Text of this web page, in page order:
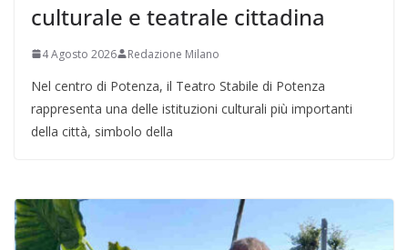
culturale e teatrale cittadina
4 Agosto 2026 Redazione Milano
Nel centro di Potenza, il Teatro Stabile di Potenza
rappresenta una delle istituzioni culturali più importanti
della città, simbolo della